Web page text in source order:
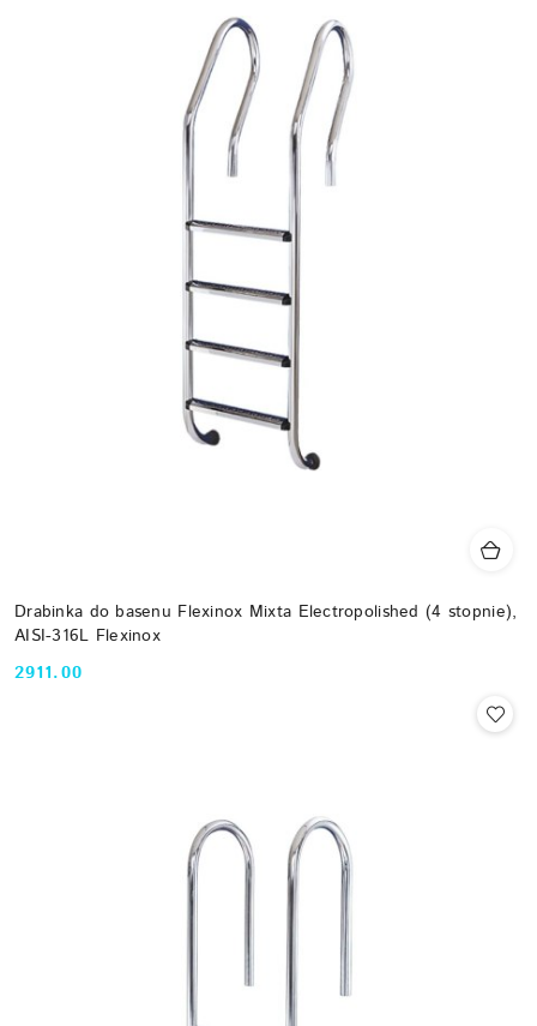
Drabinka do basenu Flexinox Mixta Electropolished (4 stopnie),
AISI-316L Flexinox
Cena:
2911.00